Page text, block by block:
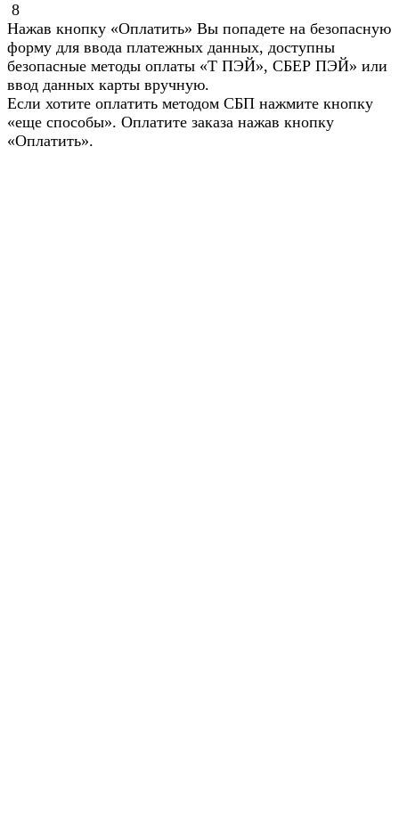
8
Нажав кнопку «Оплатить» Вы попадете на безопасную
форму для ввода платежных данных, доступны
безопасные методы оплаты «Т ПЭЙ», СБЕР ПЭЙ» или
ввод данных карты вручную.
Если хотите оплатить методом СБП нажмите кнопку
«еще способы». Оплатите заказа нажав кнопку
«Оплатить».